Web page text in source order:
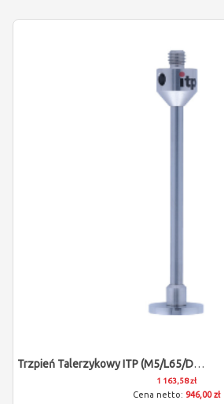
Trzpień Talerzykowy ITP (M5/L65/D15)
1 163,58 zł
946,00 zł